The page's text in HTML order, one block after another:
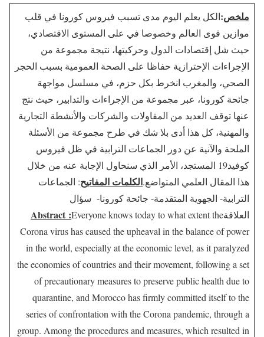
ملخص:الكل يعلم اليوم مدى تسبب فيروس كورونا في قلب
موازين قوى العالم وخصوصا في على المستوى الاقتصادي،
حيث شل إقتصادات الدول وحركيتها، نتيجة مجموعة من
الإجراءات الإحترازية حفاظا على الصحة العمومية بسبب الحجر
الصحي، والمغرب انخرط بكل حزم، في مسلسل مواجهة
جائحة كورونا، عبر مجموعة من الإجراءات والتدابير، حيث نتج
عنها توقف العديد من المقاولات والشركات والأنشطة التجارية
والمهنية، كل هذا أدى بلا شك في طرح مجموعة من الأسئلة
الملحة والآنية عن دور الجماعات الترابية في ظل فيروس
كوفيد19 المستجد، الأمر الذي سنحاول الإجابة عنه من خلال
هذا المقال العلمي المتواضع.الكلمات المفاتيح: الجماعات
الترابية- الجهوية المتقدمة- جائحة كورونا- سؤال
العلاقة
Abstract :Everyone knows today to what extent the
Corona virus has caused the upheaval in the balance of power
in the world, especially at the economic level, as it paralyzed
the economies of countries and their movement, following a set
of precautionary measures to preserve public health due to
quarantine, and Morocco has firmly committed itself to the
series of confrontation with the Corona pandemic, through a
group. Among the procedures and measures, which resulted in